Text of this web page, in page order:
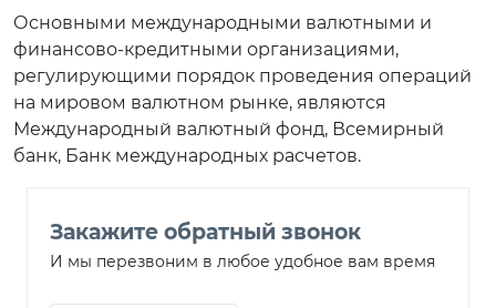
Основными международными валютными и
финансово-кредитными организациями,
регулирующими порядок проведения операций
на мировом валютном рынке, являются
Международный валютный фонд, Всемирный
банк, Банк международных расчетов.
Закажите обратный звонок
И мы перезвоним в любое удобное вам время